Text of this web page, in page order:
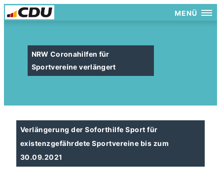
MENÜ
NRW Coronahilfen für
Sportvereine verlängert
Verlängerung der Soforthilfe Sport für
existenzgefährdete Sportvereine bis zum
30.09.2021